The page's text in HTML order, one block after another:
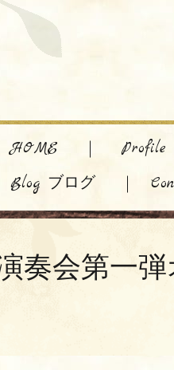
HOME Profile
Blog ブログ
奏会第一